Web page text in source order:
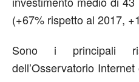
(+67% rispetto al 2017,
Sono i principali
dell’Osservatorio